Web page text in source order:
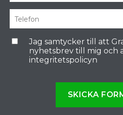
Jag samtycker till att
nyhetsbrev till mig och
integritetspolicyn
SKICKA